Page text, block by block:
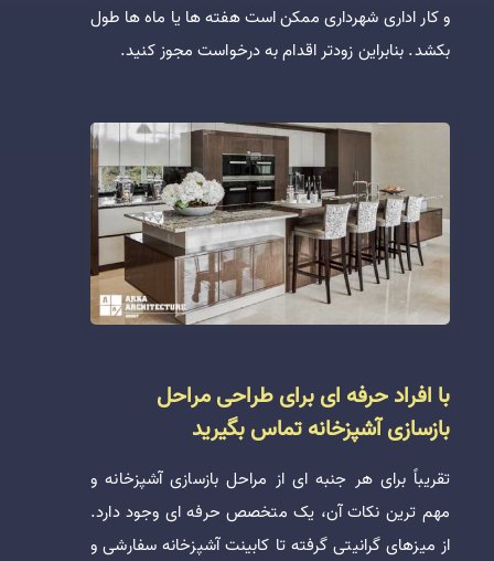
و کار اداری شهرداری ممکن است هفته ها یا ماه ها طول
بکشد. بنابراین زودتر اقدام به درخواست مجوز کنید.
با افراد حرفه ای برای طراحی مراحل
بازسازی آشپزخانه تماس بگیرید
تقریباً برای هر جنبه ای از مراحل بازسازی آشپزخانه و
مهم ترین نکات آن، یک متخصص حرفه ‌ای وجود دارد.
از میزهای گرانیتی گرفته تا کابینت آشپزخانه سفارشی و